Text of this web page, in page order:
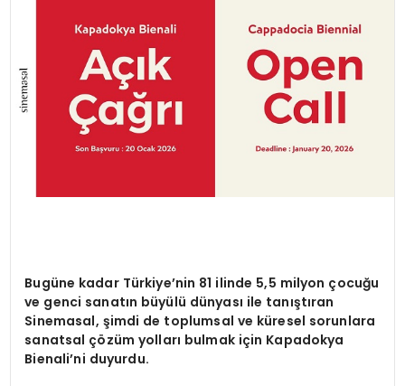
Bugüne kadar Türkiye’nin 81 ilinde 5,5 milyon çocuğu
ve genci sanatın büyülü dünyası ile tanıştıran
Sinemasal, şimdi de toplumsal ve küresel sorunlara
sanatsal çözüm yolları bulmak için Kapadokya
Bienali’ni duyurdu.